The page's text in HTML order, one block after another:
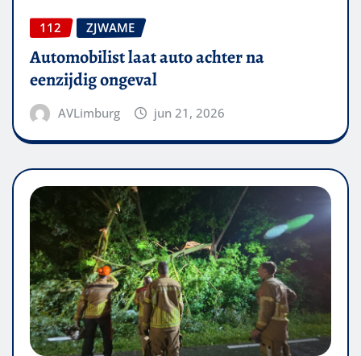
112 ZJWAME
Automobilist laat auto achter na
eenzijdig ongeval
AVLimburg jun 21, 2026